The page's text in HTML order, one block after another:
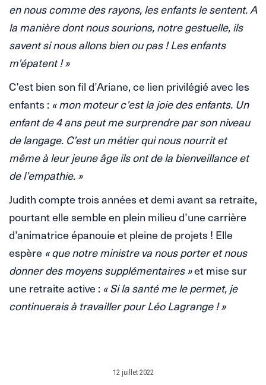
en nous comme des rayons, les enfants le sentent. A
la manière dont nous sourions, notre gestuelle, ils
savent si nous allons bien ou pas ! Les enfants
m’épatent ! »
C’est bien son fil d’Ariane, ce lien privilégié avec les
enfants : « mon moteur c’est la joie des enfants. Un
enfant de 4 ans peut me surprendre par son niveau
de langage. C’est un métier qui nous nourrit et
même à leur jeune âge ils ont de la bienveillance et
de l’empathie. »
Judith compte trois années et demi avant sa retraite,
pourtant elle semble en plein milieu d’une carrière
d’animatrice épanouie et pleine de projets ! Elle
espère « que notre ministre va nous porter et nous
donner des moyens supplémentaires »et mise sur
une retraite active : « Si la santé me le permet, je
continuerais à travailler pour Léo Lagrange ! »
12 juillet 2022